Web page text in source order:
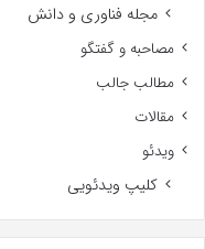
مجله فناوری و دانش
مصاحبه و گفتگو
مطالب جالب
مقالات
ویدئو
کلیپ ویدئویی